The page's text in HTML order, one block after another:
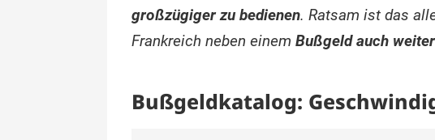
großzügiger zu bedienen. Ratsam ist das
Frankreich neben einem Bußgeld auch
Bußgeldkatalog: